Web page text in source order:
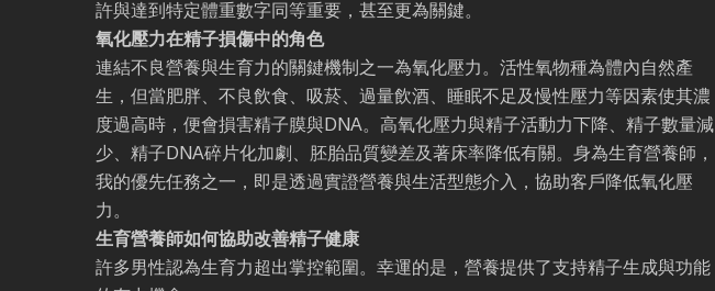
許與達到特定體重數字同等重要，甚至更為關鍵。
氧化壓力在精子損傷中的角色
連結不良營養與生育力的關鍵機制之一為氧化壓力。活性氧物種為體內自然產
生，但當肥胖、不良飲食、吸菸、過量飲酒、睡眠不足及慢性壓力等因素使其濃
度過高時，便會損害精子膜與DNA。高氧化壓力與精子活動力下降、精子數量減
少、精子DNA碎片化加劇、胚胎品質變差及著床率降低有關。身為生育營養師，
我的優先任務之一，即是透過實證營養與生活型態介入，協助客戶降低氧化壓
力。
生育營養師如何協助改善精子健康
許多男性認為生育力超出掌控範圍。幸運的是，營養提供了支持精子生成與功能